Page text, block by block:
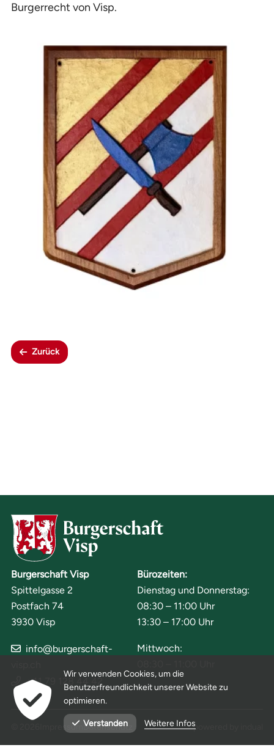
Burgerrecht von Visp.
Zurück
Burgerschaft Visp
Spittelgasse 2
Postfach 74
3930 Visp
info@burgerschaft-
+41 79 128 44 42
Bürozeiten:
Dienstag und Donnerstag:
08:30 – 11:00 Uhr
13:30 – 17:00 Uhr
Mittwoch:
Impressum Datenschutz powered by indual
Wir verwenden Cookies, um die
Benutzerfreundlichkeit unserer Website zu
optimieren.
Verstanden Weitere Infos